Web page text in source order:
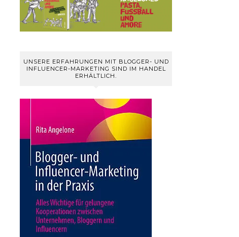
UNSERE ERFAHRUNGEN MIT BLOGGER- UND
INFLUENCER-MARKETING SIND IM HANDEL
ERHÄLTLICH.